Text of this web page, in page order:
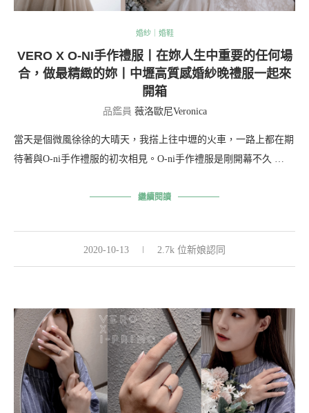
婚紗｜婚鞋
VERO X O-NI手作禮服丨在妳人生中重要的任何場
合，做最精緻的妳丨中壢高質感婚紗晚禮服一起來
開箱
品鑑員 薇洛歐尼Veronica
當天是個微風徐徐的大晴天，我搭上往中壢的火車，一路上都在期
待著與O-ni手作禮服的初次相見。O-ni手作禮服是剛開幕不久 …
繼續閱讀
2020-10-13 2.7k 位新娘認同